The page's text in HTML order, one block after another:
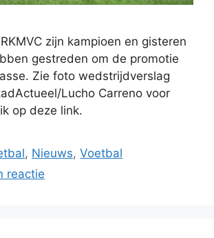
zijn kampioen en gisteren
gestreden om de promotie
Zie foto wedstrijdverslag
Lucho Carreno voor
op deze link.
, Nieuws,Voetbal
reactie